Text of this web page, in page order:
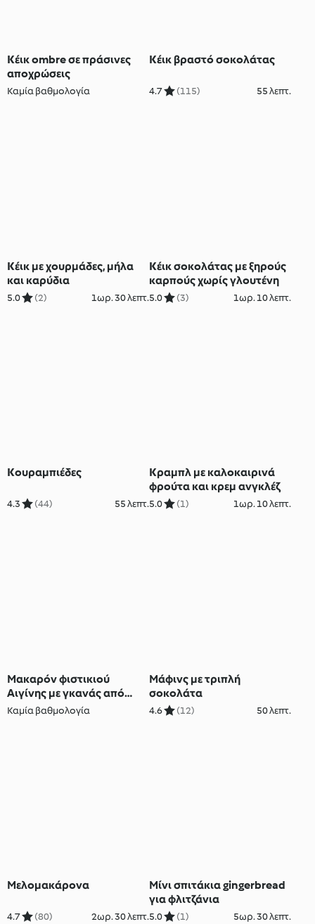
Κέικ ombre σε πράσινες
αποχρώσεις
Καμία βαθμολογία
Κέικ βραστό σοκολάτας
4.7 (115) 55 λεπτ.
Κέικ με χουρμάδες, μήλα
και καρύδια
5.0 (2) 1ωρ. 30 λεπτ.
Κέικ σοκολάτας με ξηρούς
καρπούς χωρίς γλουτένη
5.0 (3) 1ωρ. 10 λεπτ.
Κουραμπιέδες
4.3 (44) 55 λεπτ.
Κραμπλ με καλοκαιρινά
φρούτα και κρεμ ανγκλέζ
5.0 (1) 1ωρ. 10 λεπτ.
Μακαρόν φιστικιού
Αιγίνης με γκανάς από
φιστίκια Αιγίνης
Καμία βαθμολογία
Μάφινς με τριπλή
σοκολάτα
4.6 (12) 50 λεπτ.
Μελομακάρονα
4.7 (80) 2ωρ. 30 λεπτ.
Μίνι σπιτάκια gingerbread
για φλιτζάνια
5.0 (1) 5ωρ. 30 λεπτ.